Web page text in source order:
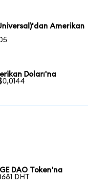
Amerikan
Doları'na
DAO Token'na
DHT